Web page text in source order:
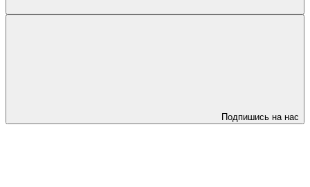
Подпишись на нас